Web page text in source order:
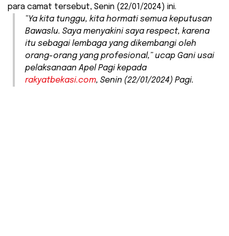
para camat tersebut, Senin (22/01/2024) ini.
“Ya kita tunggu, kita hormati semua keputusan
Bawaslu. Saya menyakini saya respect, karena
itu sebagai lembaga yang dikembangi oleh
orang-orang yang profesional,” ucap Gani usai
pelaksanaan Apel Pagi kepada
rakyatbekasi.com, Senin (22/01/2024) Pagi.